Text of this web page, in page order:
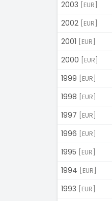
2003
[EUR]
2002
[EUR]
2001
[EUR]
2000
[EUR]
1999
[EUR]
1998
[EUR]
1997
[EUR]
1996
[EUR]
1995
[EUR]
1994
[EUR]
1993
[EUR]